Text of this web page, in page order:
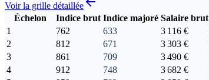
Voir la grille détaillée
Échelon
Indice brut Indice majoré Salaire brut
1
762 633 3 116 €
2
812 671 3 303 €
3
861 709 3 490 €
4
912 748 3 682 €